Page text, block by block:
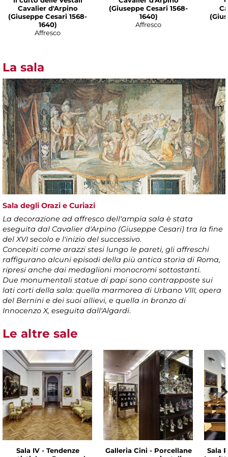
Cavalier d'Arpino
(Giuseppe Cesari 1568-
1640)
Affresco
(Giuseppe Cesari 1568-
1640)
Affresco
La sala
Sala degli Orazi e Curiazi
La decorazione ad affresco dell'ampia sala è stata
eseguita dal Cavalier d'Arpino (Giuseppe Cesari) tra la fine
del XVI secolo e l'inizio del successivo.
Concepiti come arazzi stesi lungo le pareti, gli affreschi
raffigurano alcuni episodi della più antica storia di Roma,
ripresi anche dai medaglioni monocromi sottostanti.
Due monumentali statue di papi sono contrapposte sui
lati corti della sala: quella marmorea di Urbano VIII, opera
del Bernini e dei suoi allievi, e quella in bronzo di
Innocenzo X, eseguita dall'Algardi.
Le altre sale
Sala IV - Tendenze
Galleria Cini - Porcellane
Sala